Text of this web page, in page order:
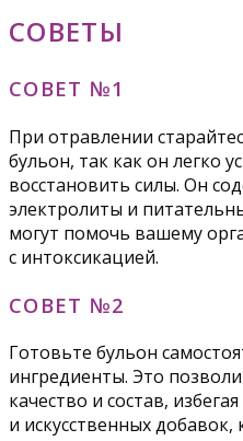
СОВЕТЫ
СОВЕТ №1
При отравлении
бульон, так как он легко
восстановить силы. Он
электролиты и
могут помочь вашему
с интоксикацией.
СОВЕТ №2
Готовьте бульон
ингредиенты. Это
качество и состав,
и искусственных добавок,